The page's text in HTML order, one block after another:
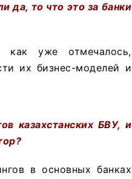
да, то что это за банки
уже отмечалось,
их бизнес-моделей и
казахстанских БВУ, и
в основных банках